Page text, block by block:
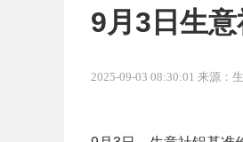
9月3日生
2025-09-03 08:30:01 来源：